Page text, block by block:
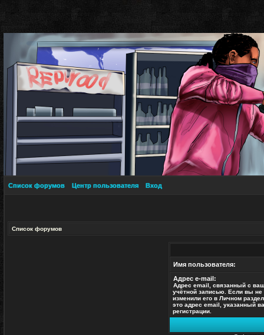
Список форумов Центр пользователя Вход
Список форумов
Имя пользователя:
Адрес e-mail:
Адрес email, связанный с
учётной записью. Если вы не
изменили его в Личном
это адрес email, указанный
регистрации.